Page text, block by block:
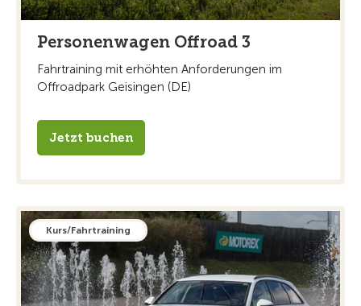
Personenwagen Offroad 3
Fahrtraining mit erhöhten Anforderungen im
Offroadpark Geisingen (DE)
Jetzt buchen
Kurs/Fahrtraining